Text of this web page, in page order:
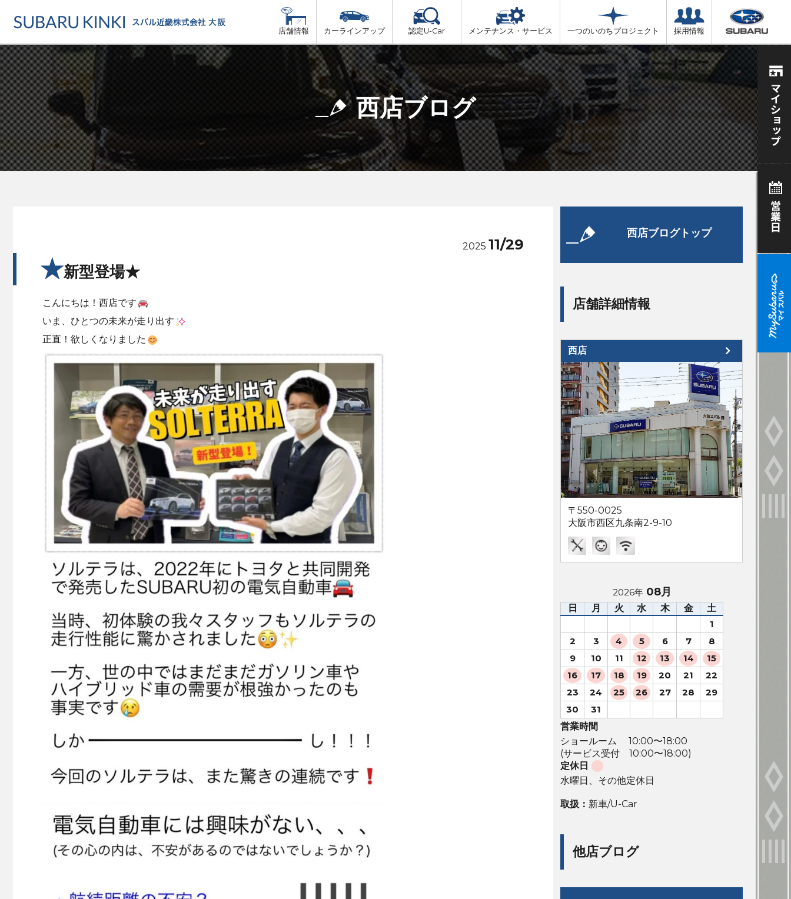
店舗情報
店舗情報 店舗一覧
地域でさがす
地図でさがす
試乗車でさがす
大阪府北部
大阪府市内
大阪府南部
カーラインアップ
カーラインアップ
カーラインアップ一覧
乗用車
軽自動車
認定U-Car メンテナンス・サービス
メンテナンス・サービス
メンテナンス・サービストップ
車検・定期点検をする
カーケアをする
車検（法定24か月点検）
法定 12ヶ月 点検
6ヶ月ごとの セーフティ チェック
車検 3ヶ月前 無料診断
一つのいのちプロジェクト 採用情報
西店ブログ
2025 11/29
★新型登場★
こんにちは！西店です
いま、ひとつの未来が走り出す
正直！欲しくなりました
西店ブログトップ
店舗詳細情報
西店
〒550-0025
大阪市西区九条南2-9-10
2026年 08月
日 月 火 水 木 金 土
1
2
3 4 5 6 7
8
9
10 11 12 13 14
15
16
17 18 19 20 21
22
23
24 25 26 27 28
29
30
31
営業時間
ショールーム 10:00〜18:00
(サービス受付 10:00〜18:00)
定休日
水曜日、その他定休日
取扱： 新車/U-Car
他店ブログ